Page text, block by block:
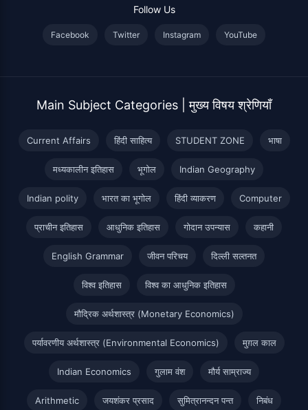
Follow Us
Facebook Twitter Instagram YouTube
Main Subject Categories | मुख्य विषय श्रेणियाँ
Current Affairs हिंदी साहित्य STUDENT ZONE भाषा
मध्यकालीन इतिहास भूगोल Indian Geography
Indian polity भारत का भूगोल हिंदी व्याकरण Computer
प्राचीन इतिहास आधुनिक इतिहास गोदान उपन्यास कहानी
English Grammar जीवन परिचय दिल्ली सल्तनत
विश्व इतिहास विश्व का आधुनिक इतिहास
मौद्रिक अर्थशास्त्र (Monetary Economics)
पर्यावरणीय अर्थशास्त्र (Environmental Economics) मुग़ल काल
Indian Economics गुलाम वंश मौर्य साम्राज्य
Arithmetic जयशंकर प्रसाद सुमित्रानन्दन पन्त निबंध